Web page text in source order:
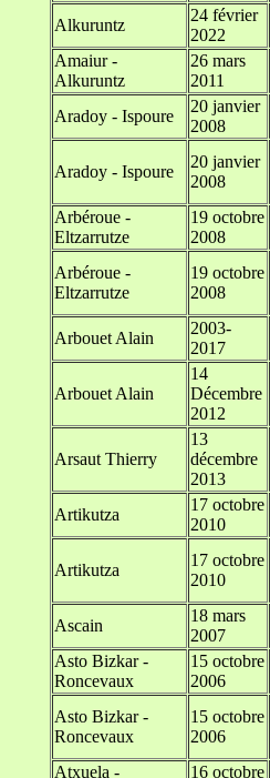
Alkuruntz
24 février
2022
Amaiur -
Alkuruntz
26 mars
2011
Aradoy - Ispoure
20 janvier
2008
Aradoy - Ispoure
20 janvier
2008
Arbéroue -
Eltzarrutze
19 octobre
2008
Arbéroue -
Eltzarrutze
19 octobre
2008
Arbouet Alain
2003-
2017
Arbouet Alain
14
Décembre
2012
Arsaut Thierry
13
décembre
2013
Artikutza
17 octobre
2010
Artikutza
17 octobre
2010
Ascain
18 mars
2007
Asto Bizkar -
Roncevaux
15 octobre
2006
Asto Bizkar -
Roncevaux
15 octobre
2006
Atxuela -
16 octobre